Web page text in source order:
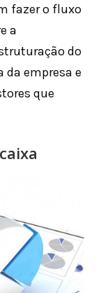
fazer o fluxo
a
do
da empresa e
que